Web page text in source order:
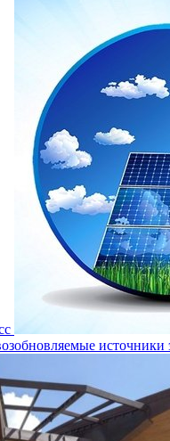
источники